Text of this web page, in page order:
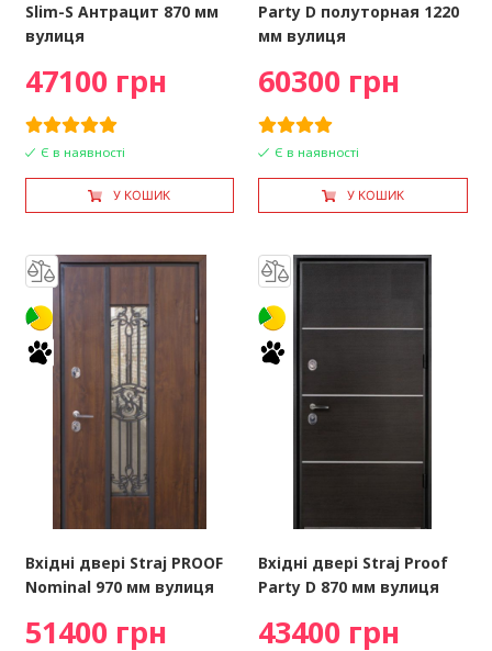
Slim-S Антрацит 870 мм
вулиця
47100 грн
Є в наявності
У КОШИК
Party D полуторная 1220
мм вулиця
60300 грн
Є в наявності
У КОШИК
Вхідні двері Straj PROOF
Nominal 970 мм вулиця
51400 грн
Вхідні двері Straj Proof
Party D 870 мм вулиця
43400 грн